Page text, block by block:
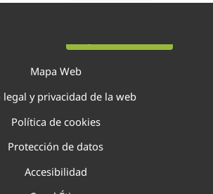
Mapa Web
legal y privacidad de la web
Política de cookies
Protección de datos
Accesibilidad